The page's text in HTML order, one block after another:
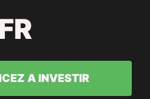
A INVESTIR